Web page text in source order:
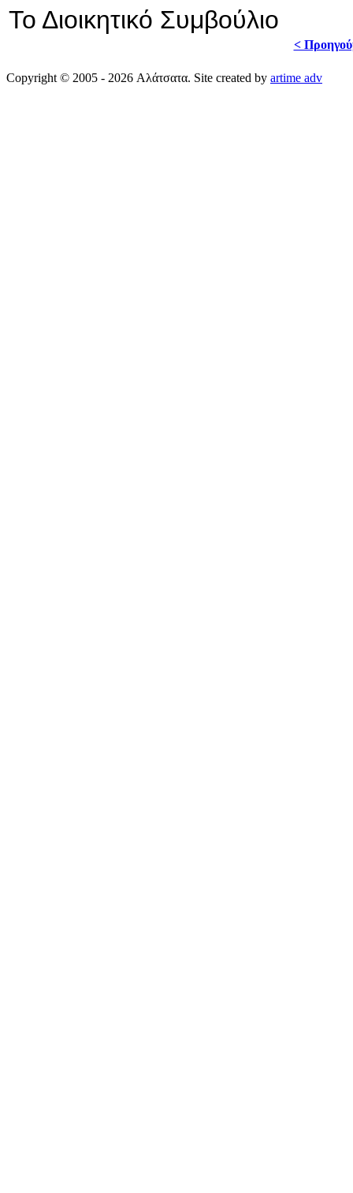
Το Διοικητικό Συμβούλιο
<
Copyright © 2005 - 2026 Αλάτσατα. Site created by artime adv